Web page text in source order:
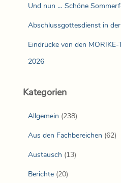
Und nun … Schöne
Abschlussgottesdienst in
Eindrücke von den
2026
Kategorien
Allgemein (238)
Aus den Fachbereichen (62)
Austausch (13)
Berichte (20)